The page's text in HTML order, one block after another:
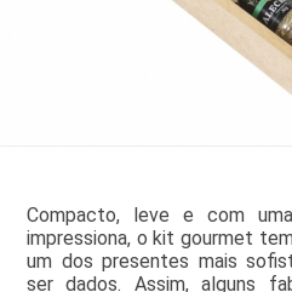
Compacto, leve e com
impressiona, o kit gourmet
um dos presentes mais
ser dados. Assim, alguns